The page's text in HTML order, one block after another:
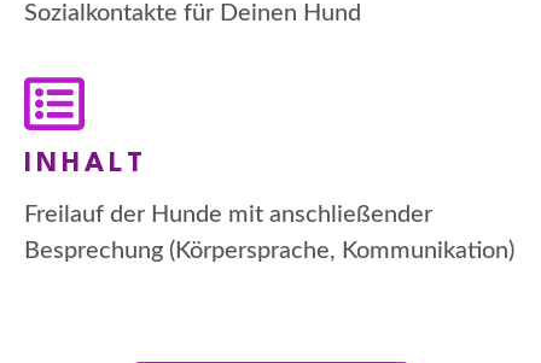
Sozialkontakte für Deinen Hund
INHALT
Freilauf der Hunde mit anschließender
Besprechung (Körpersprache, Kommunikation)